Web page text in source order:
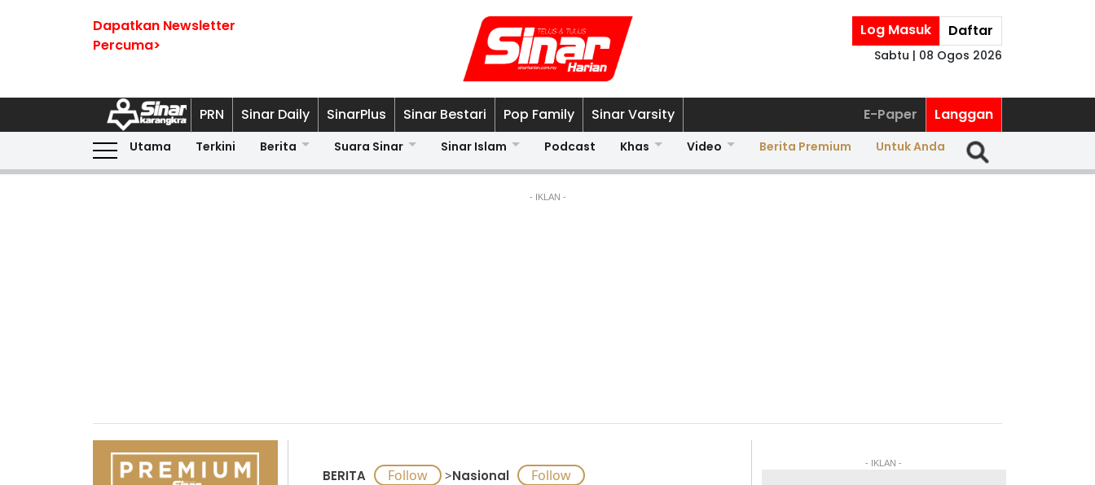
Dapatkan Newsletter
Percuma>
Log Masuk Daftar
Sabtu | 08 Ogos 2026
PRN Sinar Daily SinarPlus Sinar Bestari Pop Family Sinar Varsity E-Paper Langgan
Utama Terkini Berita Suara Sinar Sinar Islam Podcast Khas Video Berita Premium Untuk Anda
- IKLAN -
BERITA >Nasional
- IKLAN -